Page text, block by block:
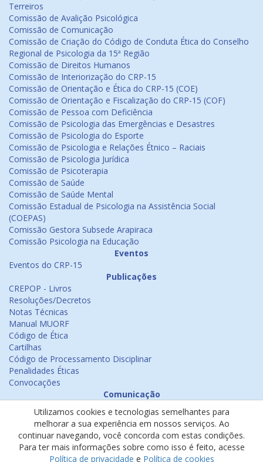
Terreiros
Comissão de Avalição Psicológica
Comissão de Comunicação
Comissão de Criação do Código de Conduta Ética do Conselho
Regional de Psicologia da 15ª Região
Comissão de Direitos Humanos
Comissão de Interiorização do CRP-15
Comissão de Orientação e Ética do CRP-15 (COE)
Comissão de Orientação e Fiscalização do CRP-15 (COF)
Comissão de Pessoa com Deficiência
Comissão de Psicologia das Emergências e Desastres
Comissão de Psicologia do Esporte
Comissão de Psicologia e Relações Étnico – Raciais
Comissão de Psicologia Jurídica
Comissão de Psicoterapia
Comissão de Saúde
Comissão de Saúde Mental
Comissão Estadual de Psicologia na Assistência Social
(COEPAS)
Comissão Gestora Subsede Arapiraca
Comissão Psicologia na Educação
Eventos
Eventos do CRP-15
Publicações
CREPOP - Livros
Resoluções/Decretos
Notas Técnicas
Manual MUORF
Código de Ética
Cartilhas
Código de Processamento Disciplinar
Penalidades Éticas
Convocações
Comunicação
Emissão de Certificados
Psicologia na Mídia
Ouvidoria
Política de cookies
Utilizamos cookies e tecnologias semelhantes para
melhorar a sua experiência em nossos serviços. Ao
continuar navegando, você concorda com estas condições.
Para ter mais informações sobre como isso é feito, acesse
Política de privacidade e Política de cookies